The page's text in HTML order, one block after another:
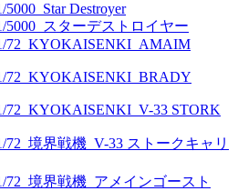
Destroyer
5000_スターデストロイヤー
72_KYOKAISENKI_AMAIM
72_KYOKAISENKI_BRADY
72_KYOKAISENKI_V-33 STORK
境界戦機_V-33 ストークキャリ
境界戦機_アメインゴースト